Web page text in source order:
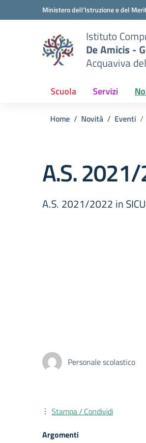
Vai ai contenuti
Vai al menu di navigazioneMinistero dell'Istruzione e del
Istituto
De Amicis -
Acquaviva
Scuola Servizi
Home Novità Eventi
A.S. 2021/
A.S. 2021/2022 in
Personale scolastico
Stampa / Condividi
Argomenti